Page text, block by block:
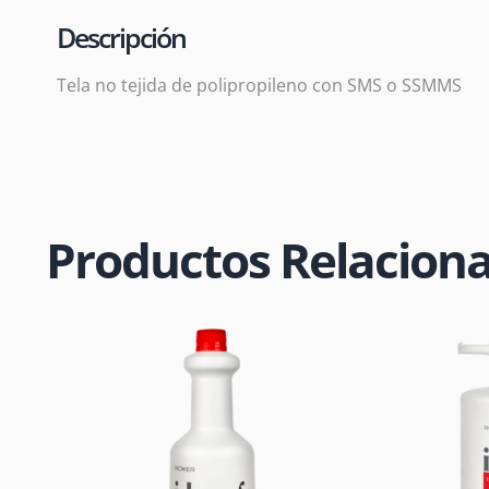
Descripción
Tela no tejida de polipropileno con SMS o SSMMS
Productos